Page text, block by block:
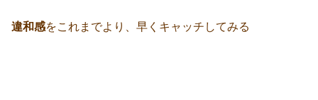
違和感をこれまでより、早くキャッチしてみる